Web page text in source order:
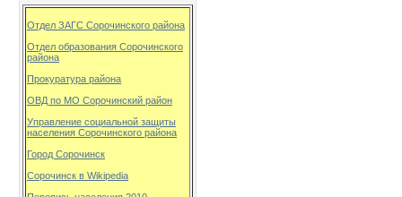
Отдел ЗАГС Сорочинского района
Отдел образования Сорочинского
района
Прокуратура района
ОВД по МО Сорочинский район
Управление социальной защиты
населения Сорочинского района
Город Сорочинск
Сорочинск в Wikipedia